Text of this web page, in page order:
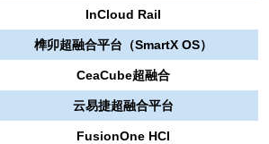
InCloud Rail
榫卯超融合平台（SmartX OS）
CeaCube超融合
云易捷超融合平台
FusionOne HCI